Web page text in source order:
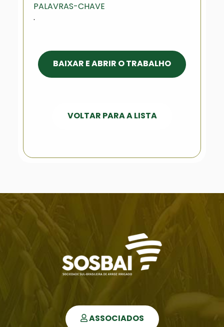
PALAVRAS-CHAVE
.
BAIXAR E ABRIR O TRABALHO
VOLTAR PARA A LISTA
ASSOCIADOS